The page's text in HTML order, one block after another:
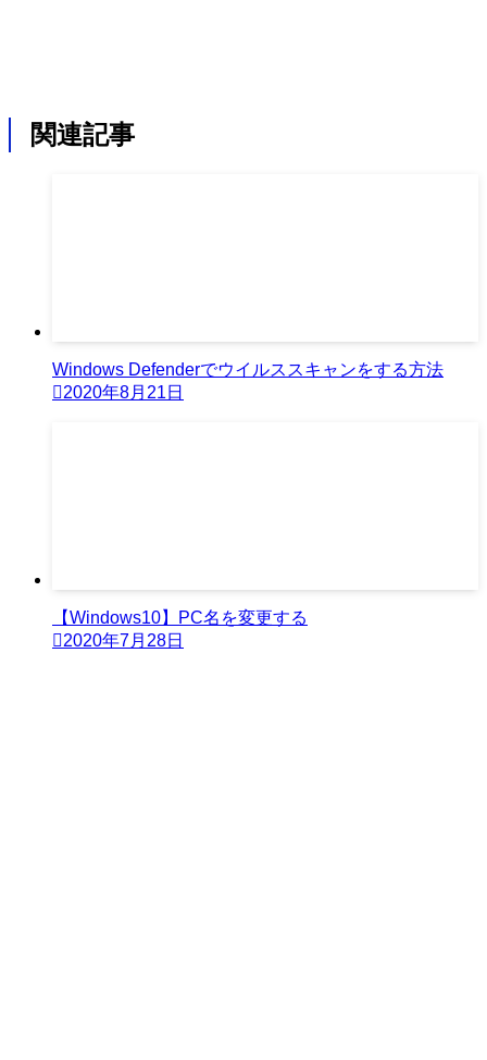
関連記事
Windows Defenderでウイルススキャンをする方法
2020年8月21日
【Windows10】PC名を変更する
2020年7月28日